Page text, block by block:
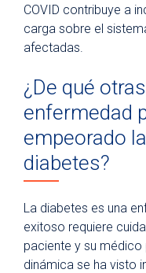
COVID contribuye a
carga sobre el
afectadas.
¿De qué
enfermedad
empeorado
diabetes?
La diabetes es una
exitoso requiere
paciente y su
dinámica se ha visto